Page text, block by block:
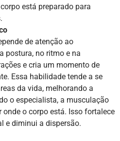
está preparado para
de atenção ao
postura, no ritmo e na
e cria um momento de
Essa habilidade tende a se
da vida, melhorando a
o especialista, a musculação
o corpo está. Isso fortalece
e diminui a dispersão.